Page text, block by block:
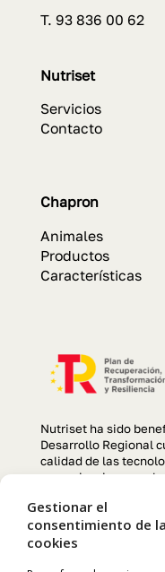
Gestionar el
consentimiento de
cookies
T. 93 836 00 62
Nutriset
Servicios
Contacto
Chapron
Animales
Productos
Características
Nutriset ha sido
Desarrollo Regional
calidad de las
comunicaciones y el
optimización de la
competitividad y
año 2022. Para ello